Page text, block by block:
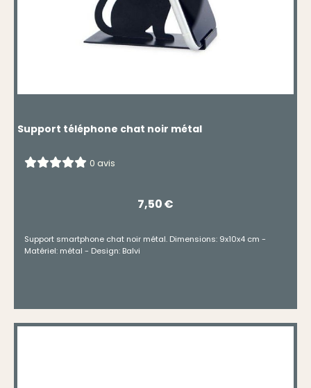
Support téléphone chat noir métal
0 avis
7,50€
Support smartphone chat noir métal. Dimensions: 9x10x4 cm -
Matériel: métal - Design: Balvi